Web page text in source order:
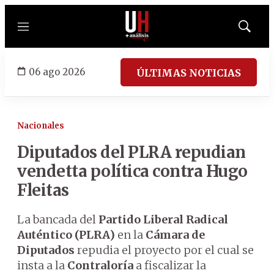
Menú
Mostrar
06 ago 2026 ÚLTIMAS NOTICIAS
Nacionales
Diputados del PLRA repudian
vendetta política contra Hugo
Fleitas
La bancada del Partido Liberal Radical
Auténtico (PLRA) en la Cámara de
Diputados repudia el proyecto por el cual se
insta a la Contraloría a fiscalizar la